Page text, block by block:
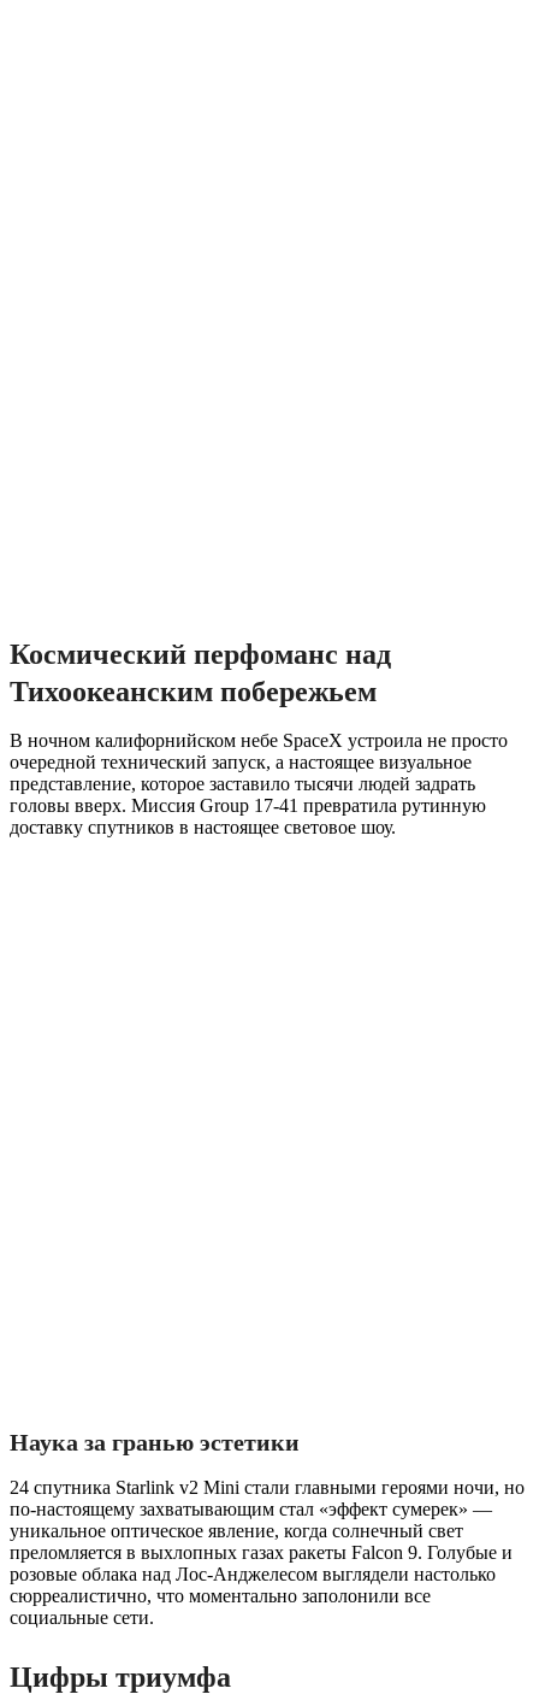
Космический перфоманс над
Тихоокеанским побережьем
В ночном калифорнийском небе SpaceX устроила не просто
очередной технический запуск, а настоящее визуальное
представление, которое заставило тысячи людей задрать
головы вверх. Миссия Group 17-41 превратила рутинную
доставку спутников в настоящее световое шоу.
Наука за гранью эстетики
24 спутника Starlink v2 Mini стали главными героями ночи, но
по-настоящему захватывающим стал «эффект сумерек» —
уникальное оптическое явление, когда солнечный свет
преломляется в выхлопных газах ракеты Falcon 9. Голубые и
розовые облака над Лос-Анджелесом выглядели настолько
сюрреалистично, что моментально заполонили все
социальные сети.
Цифры триумфа